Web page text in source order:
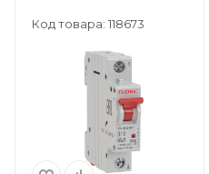
Код товара: 118673